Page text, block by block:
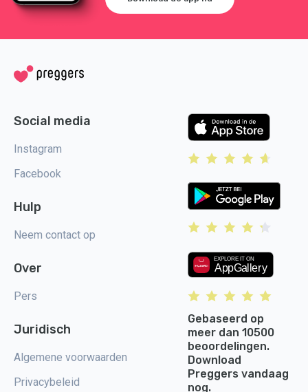
Social media
Instagram
Facebook
Hulp
Neem contact op
Over
Pers
Juridisch
Algemene voorwaarden
Privacybeleid
Gebaseerd op
meer dan 10500
beoordelingen.
Download
Preggers vandaag
nog.